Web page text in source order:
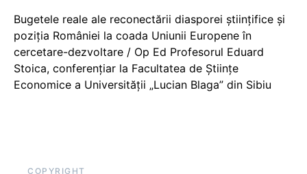
Bugetele reale ale reconectării diasporei științifice și
poziția României la coada Uniunii Europene în
cercetare-dezvoltare / Op Ed Profesorul Eduard
Stoica, conferențiar la Facultatea de Științe
Economice a Universității „Lucian Blaga” din Sibiu
COPYRIGHT